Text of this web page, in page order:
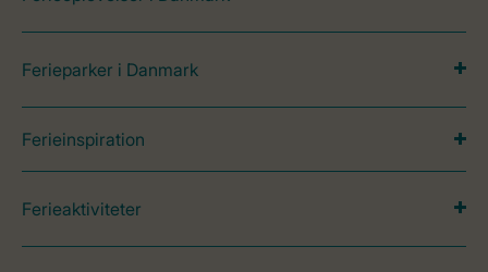
Ferieparker i Danmark
Ferieinspiration
Ferieaktiviteter